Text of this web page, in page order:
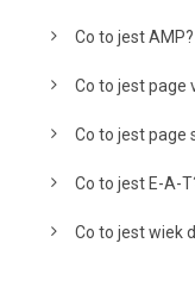
Co to jest
Co to jest page
Co to jest page
Co to jest E-A-
Co to jest wiek